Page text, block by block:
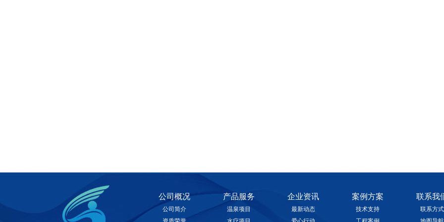
公司概况
公司简介
产品服务
温泉项目
企业资讯
最新动态
案例方案
技术支持
联系我
联系方式